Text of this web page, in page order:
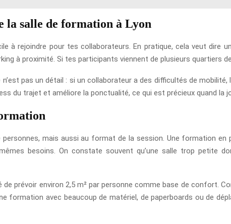
la salle de formation à Lyon
à rejoindre pour tes collaborateurs. En pratique, cela veut dire
à proximité. Si tes participants viennent de plusieurs quartiers
n’est pas un détail : si un collaborateur a des difficultés de
du trajet et améliore la ponctualité, ce qui est précieux quand la
mais aussi au format de la session. Une formation en
besoins. On constate souvent qu’une salle trop petite
prévoir environ 2,5 m² par personne comme base de confort.
formation avec beaucoup de matériel, de paperboards ou de